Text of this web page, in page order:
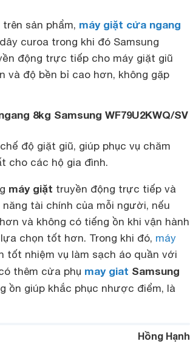
sản phẩm, máy giặt cửa ngang
curoa trong khi đó Samsung
động trực tiếp cho máy giặt giũ
và độ bền bỉ cao hơn, không gặp
8kg Samsung WF79U2KWQ/SV
độ giặt giũ, giúp phục vụ chăm
cho các hộ gia đình.
máy giặt truyền động trực tiếp và
tài chính của mỗi người, nếu
và không có tiếng ồn khi vận hành
chọn tốt hơn. Trong khi đó, máy
tốt nhiệm vụ làm sạch áo quần với
thêm cửa phụ may giat Samsung
ồn giúp khắc phục nhược điểm, là
Hồng Hạnh